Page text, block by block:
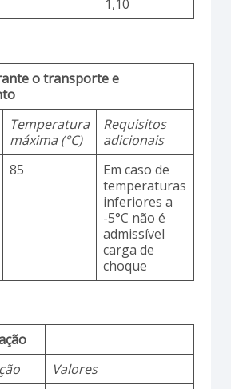
1,10
o transporte e
Temperatura
máxima (°C)
Requisitos
adicionais
85
Em caso de
temperaturas
inferiores a
-5°C não é
admissível
carga de
choque
Valores